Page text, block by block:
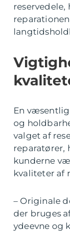
reservedele,
En
og
valget af
reparatører,
kunderne
kvaliteter af
– Originale
der bruges
ydeevne og